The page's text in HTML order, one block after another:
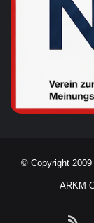
© Copyright
ARKM